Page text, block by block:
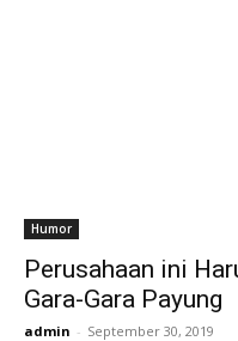
Humor
Perusahaan ini
Gara-Gara Payung
admin - September 30, 2019